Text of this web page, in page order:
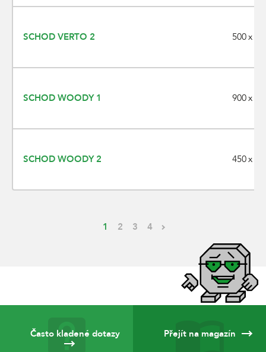
SCHOD VERTO 2 500 x
SCHOD WOODY 1 900 x
SCHOD WOODY 2 450 x
1 2 3 4
Často kladené dotazy Přejít na magazín